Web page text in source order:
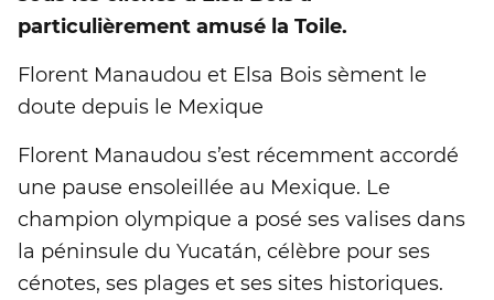
particulièrement amusé la Toile.
Florent Manaudou et Elsa Bois sèment le
doute depuis le Mexique
Florent Manaudou s’est récemment accordé
une pause ensoleillée au Mexique. Le
champion olympique a posé ses valises dans
la péninsule du Yucatán, célèbre pour ses
cénotes, ses plages et ses sites historiques.